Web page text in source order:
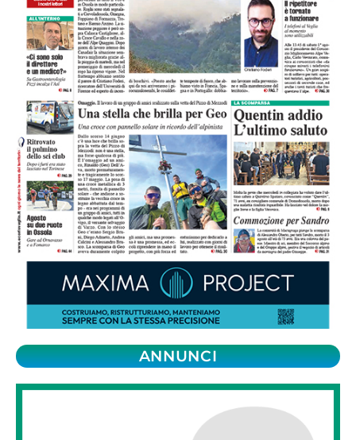
ANNUNCI